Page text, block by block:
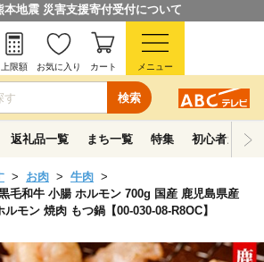
本地震 災害支援寄付受付について
検索
上限額 お気に入り カート メニュー
返礼品一覧 まち一覧 特集 初心者ガイド
お肉
牛肉
毛和牛 小腸 ホルモン 700g 国産 鹿児島県産
モン 焼肉 もつ鍋【00-030-08-R8OC】